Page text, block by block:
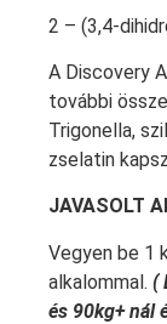
2 – (3,4-
A Discovery
további
Trigonella,
zselatin
JAVASOLT
Vegyen be 1
alkalommal. (
és 90kg+ nál